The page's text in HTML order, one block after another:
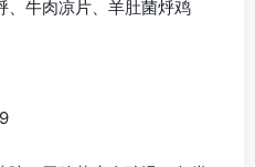
牛肉凉片、羊肚菌烀鸡